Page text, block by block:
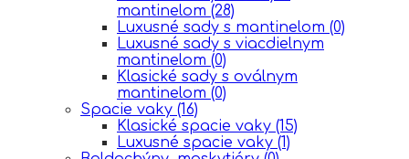
mantinelom (28)
Luxusné sady s mantinelom (0)
Luxusné sady s viacdielnym
mantinelom (0)
Klasické sady s oválnym
mantinelom (0)
Spacie vaky (16)
Klasické spacie vaky (15)
Luxusné spacie vaky (1)